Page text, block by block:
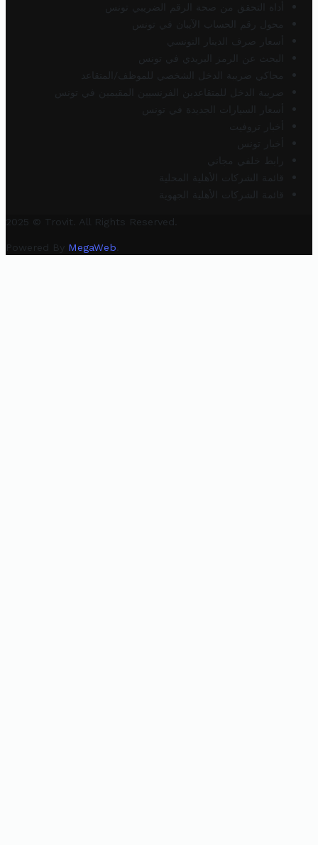
أداة التحقق من صحة الرقم الضريبي تونس
محول رقم الحساب الآيبان في تونس
أسعار صرف الدينار التونسي
البحث عن الرمز البريدي في تونس
محاكي ضريبة الدخل الشخصي للموظف/المتقاعد
ضريبة الدخل للمتقاعدين الفرنسيين المقيمين في تونس
أسعار السيارات الجديدة في تونس
أخبار تروفيت
أخبار تونس
رابط خلفي مجاني
قائمة الشركات الأهلية المحلية
قائمة الشركات الأهلية الجهوية
2025 © Trovit. All Rights Reserved.
Powered By MegaWeb